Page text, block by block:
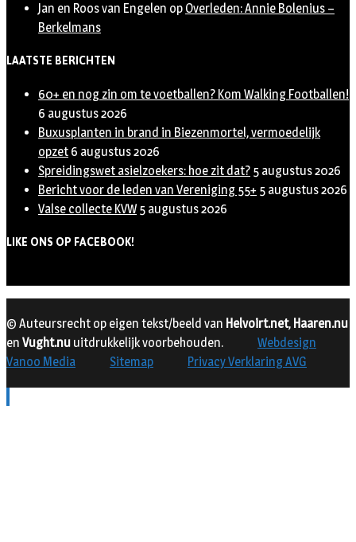
Jan en Roos van Engelen op Overleden: Annie Bolenius –
Berkelmans
LAATSTE BERICHTEN
60+ en nog zin om te voetballen? Kom Walking Footballen!
6 augustus 2026
Buxusplanten in brand in Biezenmortel, vermoedelijk
opzet 6 augustus 2026
Spreidingswet asielzoekers: hoe zit dat? 5 augustus 2026
Bericht voor de leden van Vereniging 55+ 5 augustus 2026
Valse collecte KVW 5 augustus 2026
LIKE ONS OP FACEBOOK!
© Auteursrecht op eigen tekst/beeld van Helvoirt.net, Haaren.nu
en Vught.nu uitdrukkelijk voorbehouden.
Webdesign
Vanoo Media
Sitemap Privacy Verklaring AVG